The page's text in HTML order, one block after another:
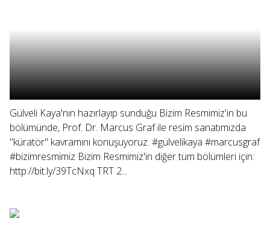
Gülveli Kaya'nın hazırlayıp sunduğu Bizim Resmimiz'in bu
bölümünde, Prof. Dr. Marcus Graf ile resim sanatımızda
"küratör" kavramını konuşuyoruz. #gülvelikaya #marcusgraf
#bizimresmimiz Bizim Resmimiz'in diğer tüm bölümleri için:
http://bit.ly/39TcNxq TRT 2...